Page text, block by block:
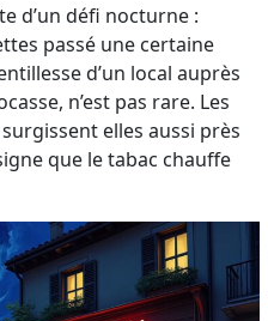
d’un défi nocturne :
passé une certaine
d’un local auprès
n’est pas rare. Les
elles aussi près
que le tabac chauffe